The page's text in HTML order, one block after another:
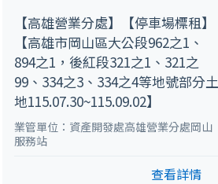
【高雄營業分處】【停車場標租】
【高雄市岡山區大公段962之1、
894之1，後紅段321之1、321之
99、334之3、334之4等地號部分土
地115.07.30~115.09.02】
業管單位：資產開發處高雄營業分處岡山
服務站
查看詳情